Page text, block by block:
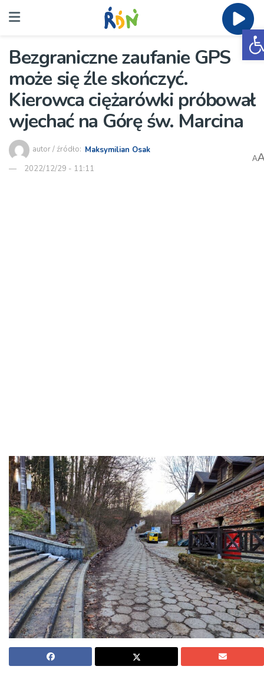
Bezgraniczne zaufanie GPS
może się źle skończyć.
Kierowca ciężarówki próbował
wjechać na Górę św. Marcina
autor / źródło: Maksymilian Osak
2022/12/29 - 11:11
A